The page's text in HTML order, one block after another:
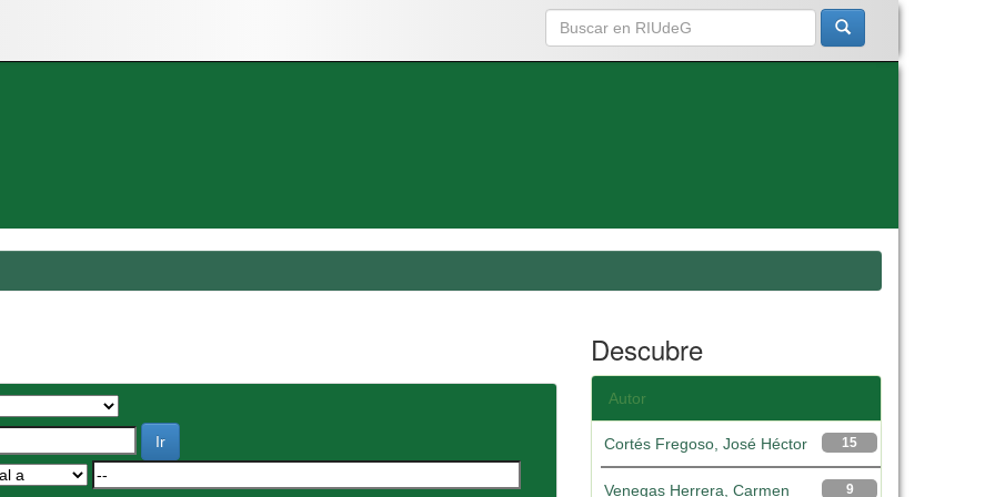
Descubre
Autor
15
Cortés Fregoso, José Héctor
9
Venegas Herrera, Carmen